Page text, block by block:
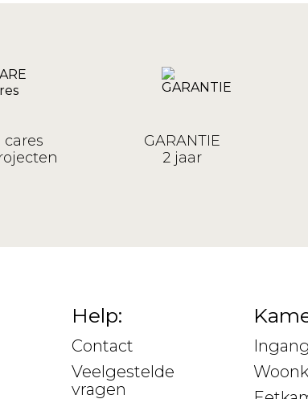
cares
GARANTIE
2 jaar
Help:
Contact
Veelgestelde
vragen
Ingang